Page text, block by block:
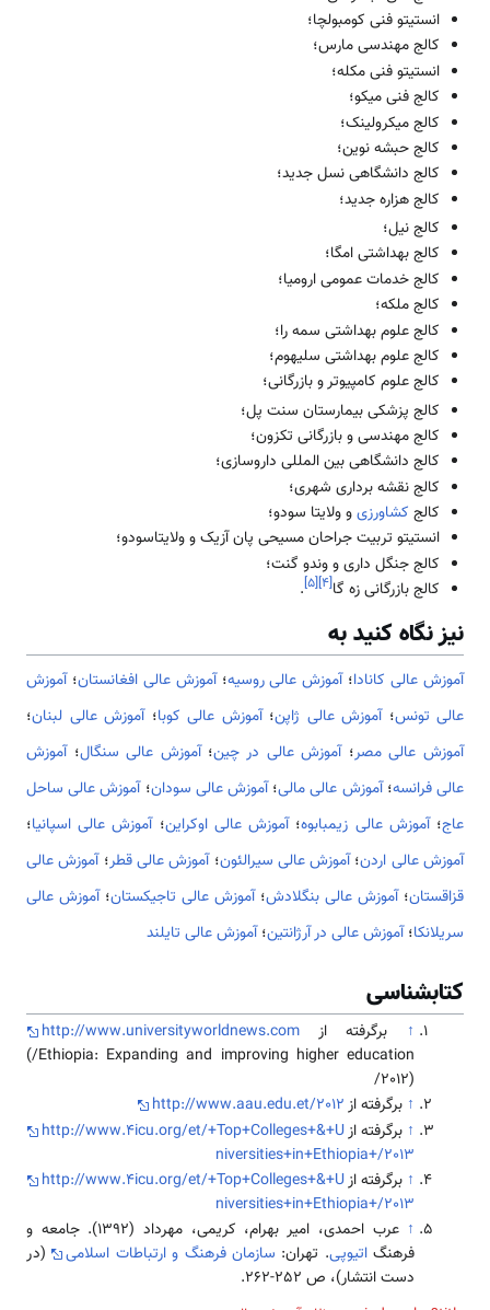
انستیتو فنی کومبولچا؛
کالج مهندسی مارس؛
انستیتو فنی مکله؛
کالج فنی میکو؛
کالج میکرولینک؛
کالج حبشه نوین؛
کالج دانشگاهی نسل جدید؛
کالج هزاره جدید؛
کالج نیل؛
کالج بهداشتی امگا؛
کالج خدمات عمو‌می ارومیا؛
کالج ملکه؛
کالج علوم بهداشتی سمه را؛
کالج علوم بهداشتی سلیهوم؛
کالج علوم کامپیوتر و بازرگانی؛
کالج پزشکی بیمارستان سنت پل؛
کالج مهندسی و بازرگانی تکزون؛
کالج دانشگاهی بین المللی داروسازی؛
کالج نقشه برداری شهری؛
کالج کشاورزیو ولایتا سودو؛
انستیتو تربیت جراحان مسیحی پان آزیک و ولایتاسودو؛
کالج جنگل داری و وندو گنت؛
کالج بازرگانی زه گا[۴]
[۵]
.
نیز نگاه کنید به
آموزش عالی کانادا؛آموزش عالی روسیه؛آموزش عالی افغانستان؛آموزش
عالی تونس؛آموزش عالی ژاپن؛آموزش عالی کوبا؛آموزش عالی لبنان؛
آموزش عالی مصر؛آموزش عالی در چین؛آموزش عالی سنگال؛آموزش
عالی فرانسه؛آموزش عالی مالی؛آموزش عالی سودان؛آموزش عالی ساحل
عاج؛آموزش عالی زیمبابوه؛آموزش عالی اوکراین؛آموزش عالی اسپانیا؛
آموزش عالی اردن؛آموزش عالی سیرالئون؛آموزش عالی قطر؛آموزش عالی
قزاقستان؛آموزش عالی بنگلادش؛آموزش عالی تاجیکستان؛آموزش عالی
سریلانکا؛آموزش عالی در آرژانتین؛آموزش عالی تایلند
کتابشناسی
↑ برگرفته از http://www.universityworldnews.com
(/Ethiopia: Expanding and improving higher education
/2012)
↑ برگرفته ازhttp://www.aau.edu.et/2012
↑ برگرفته ازhttp://www.4icu.org/et/+Top+Colleges+&+U
niversities+in+Ethiopia+/2013
↑ برگرفته ازhttp://www.4icu.org/et/+Top+Colleges+&+U
niversities+in+Ethiopia+/2013
↑
عرب احمدی، امیر بهرام، کریمی، مهرداد (1392). جامعه و
فرهنگاتیوپی. تهران: سازمان فرهنگ و ارتباطات اسلامی
(در
دست انتشار)، ص 252-262.